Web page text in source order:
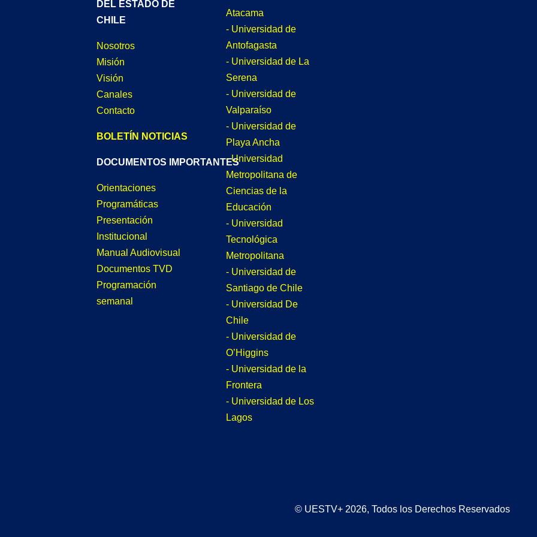
DEL ESTADO DE
CHILE
Nosotros
Misión
Visión
Canales
Contacto
BOLETÍN NOTICIAS
DOCUMENTOS IMPORTANTES
Orientaciones
Programáticas
Presentación
Institucional
Manual Audiovisual
Documentos TVD
Programación
semanal
Atacama
- Universidad de
Antofagasta
- Universidad de La
Serena
- Universidad de
Valparaíso
- Universidad de
Playa Ancha
- Universidad
Metropolitana de
Ciencias de la
Educación
- Universidad
Tecnológica
Metropolitana
- Universidad de
Santiago de Chile
- Universidad De
Chile
- Universidad de
O’Higgins
- Universidad de la
Frontera
- Universidad de Los
Lagos
© UESTV+ 2026, Todos los Derechos Reservados